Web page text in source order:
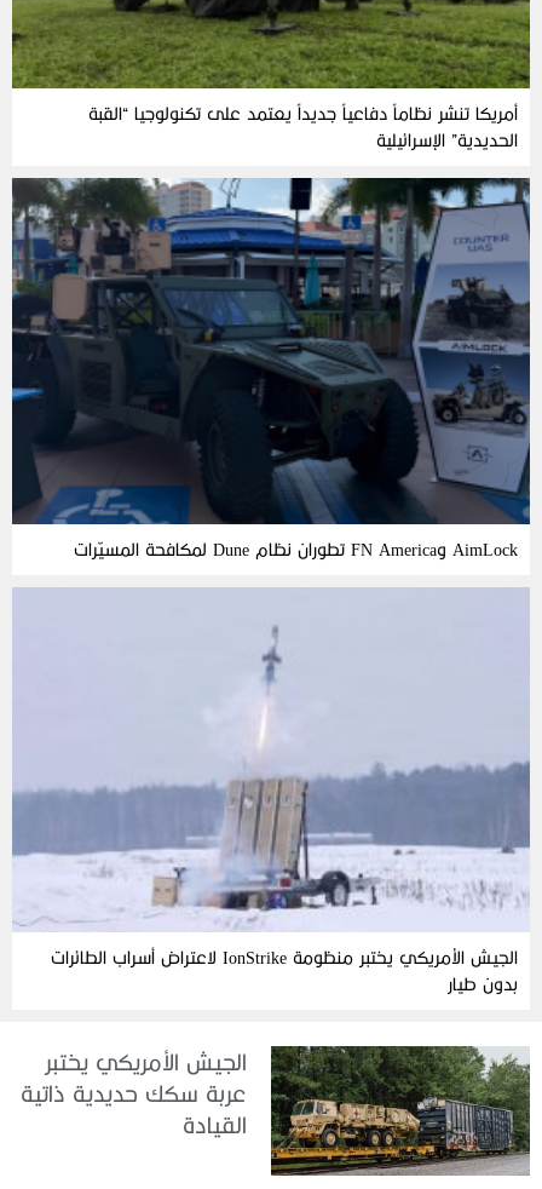
أمريكا تنشر نظاماً دفاعياً جديداً يعتمد على تكنولوجيا “القبة
الحديدية” الإسرائيلية
AimLock وFN America تطوران نظام Dune لمكافحة المسيّرات
الجيش الأمريكي يختبر منظومة IonStrike لاعتراض أسراب الطائرات
بدون طيار
الجيش الأمريكي يختبر
عربة سكك حديدية ذاتية
القيادة